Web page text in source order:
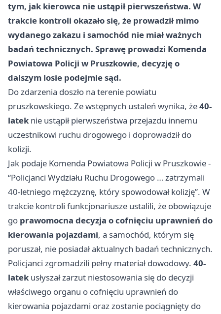
tym, jak kierowca nie ustąpił pierwszeństwa. W
trakcie kontroli okazało się, że prowadził mimo
wydanego zakazu i samochód nie miał ważnych
badań technicznych. Sprawę prowadzi Komenda
Powiatowa Policji w Pruszkowie, decyzję o
dalszym losie podejmie sąd.
Do zdarzenia doszło na terenie powiatu
pruszkowskiego. Ze wstępnych ustaleń wynika, że40-
latek nie ustąpił pierwszeństwa przejazdu innemu
uczestnikowi ruchu drogowego i doprowadził do
kolizji.
Jak podaje Komenda Powiatowa Policji w Pruszkowie -
“Policjanci Wydziału Ruchu Drogowego … zatrzymali
40-letniego mężczyznę, który spowodował kolizję”. W
trakcie kontroli funkcjonariusze ustalili, że obowiązuje
go prawomocna decyzja o cofnięciu uprawnień do
kierowania pojazdami, a samochód, którym się
poruszał, nie posiadał aktualnych badań technicznych.
Policjanci zgromadzili pełny materiał dowodowy. 40-
latek usłyszał zarzut niestosowania się do decyzji
właściwego organu o cofnięciu uprawnień do
kierowania pojazdami oraz zostanie pociągnięty do